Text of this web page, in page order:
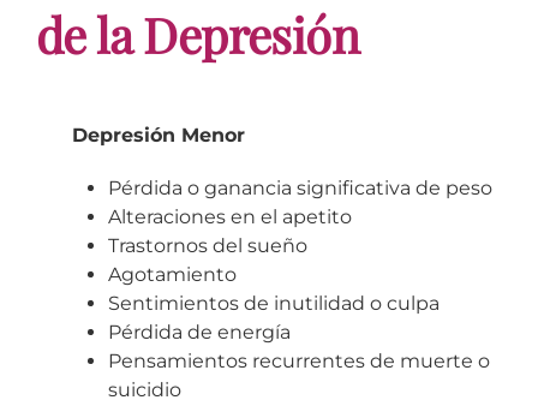
de la Depresión
Depresión Menor
Pérdida o ganancia significativa de peso
Alteraciones en el apetito
Trastornos del sueño
Agotamiento
Sentimientos de inutilidad o culpa
Pérdida de energía
Pensamientos recurrentes de muerte o
suicidio